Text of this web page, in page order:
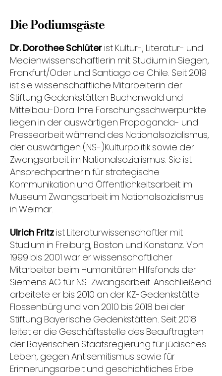
Die Podiumsgäste
Dr. Dorothee Schlüter ist Kultur-, Literatur- und
Medienwissenschaftlerin mit Studium in Siegen,
Frankfurt/Oder und Santiago de Chile. Seit 2019
ist sie wissenschaftliche Mitarbeiterin der
Stiftung Gedenkstätten Buchenwald und
Mittelbau-Dora. Ihre Forschungsschwerpunkte
liegen in der auswärtigen Propaganda- und
Pressearbeit während des Nationalsozialismus,
der auswärtigen (NS-)Kulturpolitik sowie der
Zwangsarbeit im Nationalsozialismus. Sie ist
Ansprechpartnerin für strategische
Kommunikation und Öffentlichkeitsarbeit im
Museum Zwangsarbeit im Nationalsozialismus
in Weimar.
Ulrich Fritz ist Literaturwissenschaftler mit
Studium in Freiburg, Boston und Konstanz. Von
1999 bis 2001 war er wissenschaftlicher
Mitarbeiter beim Humanitären Hilfsfonds der
Siemens AG für NS-Zwangsarbeit. Anschließend
arbeitete er bis 2010 an der KZ-Gedenkstätte
Flossenbürg und von 2010 bis 2018 bei der
Stiftung Bayerische Gedenkstätten. Seit 2018
leitet er die Geschäftsstelle des Beauftragten
der Bayerischen Staatsregierung für jüdisches
Leben, gegen Antisemitismus sowie für
Erinnerungsarbeit und geschichtliches Erbe.